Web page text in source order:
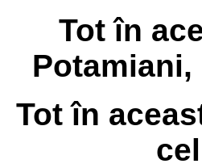
Tot în
Tot în